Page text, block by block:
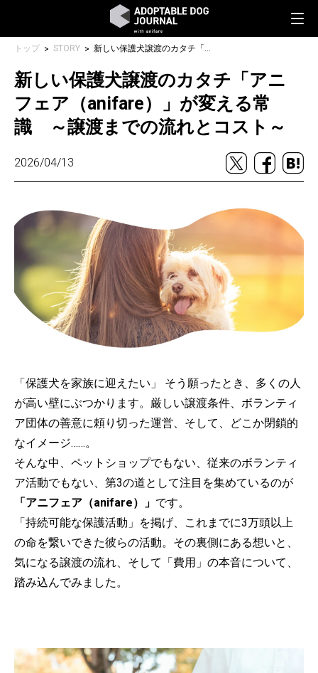
トップ STORY 新しい保護犬譲渡のカタチ「アニフェア（anifare）」が変える常識 ～譲渡までの流れとコスト～
新しい保護犬譲渡のカタチ「アニ
フェア（anifare）」が変える常
識 ～譲渡までの流れとコスト～
2026/04/13
「保護犬を家族に迎えたい」 そう願ったとき、多くの人
が高い壁にぶつかります。厳しい譲渡条件、ボランティ
ア団体の善意に頼り切った運営、そして、どこか閉鎖的
なイメージ……。
そんな中、ペットショップでもない、従来のボランティ
ア活動でもない、第3の道として注目を集めているのが
「アニフェア（anifare）」 です。
「持続可能な保護活動」を掲げ、これまでに3万頭以上
の命を繋いできた彼らの活動。その裏側にある想いと、
気になる譲渡の流れ、そして「費用」の本音について、
踏み込んでみました。